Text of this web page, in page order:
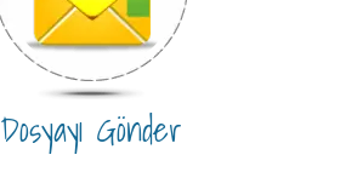
Dosyayı Gönder